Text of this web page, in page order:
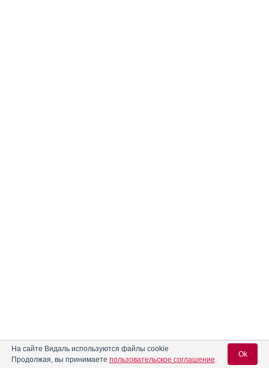
На сайте Видаль используются файлы cookie
Продолжая, вы принимаете пользовательское соглашение.
Ok